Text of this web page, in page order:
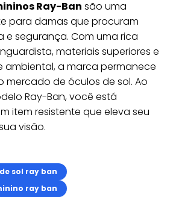
Ray-Ban são uma
para damas que procuram
e segurança. Com uma rica
materiais superiores e
ambiental, a marca permanece
mercado de óculos de sol. Ao
Ray-Ban, você está
item resistente que eleva seu
visão.
sol ray ban
ray ban